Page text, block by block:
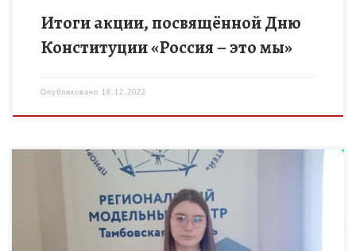
Итоги акции, посвящённой Дню
Конституции «Россия – это мы»
Опубликовано 16.12.2022
14 декабря в Тамбове состоялась областная научно-
практическая конференция «Первые шаги в науку».